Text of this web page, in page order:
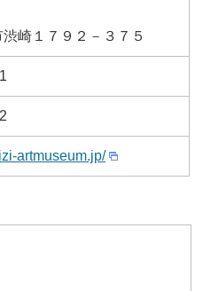
崎１７９２－３７５
artmuseum.jp/